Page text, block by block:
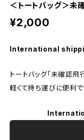
＜トートバッグ＞
¥2,000
International
トートバッグ「未確認飛
軽くて持ち運びに便利で